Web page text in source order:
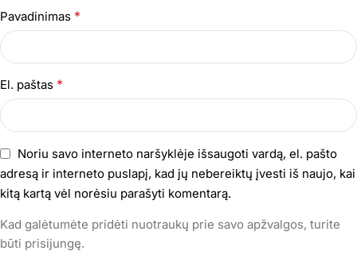
Pavadinimas *
El. paštas *
Noriu savo interneto naršyklėje išsaugoti vardą, el. pašto
adresą ir interneto puslapį, kad jų nebereiktų įvesti iš naujo, kai
kitą kartą vėl norėsiu parašyti komentarą.
Kad galėtumėte pridėti nuotraukų prie savo apžvalgos, turite
būti prisijungę.